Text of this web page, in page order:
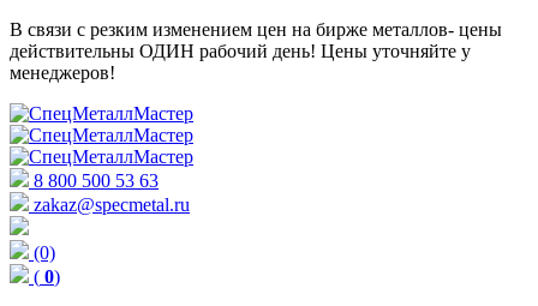
В связи с резким изменением цен на бирже металлов- цены
действительны ОДИН рабочий день! Цены уточняйте у
менеджеров!
8 800 500 53 63
zakaz@specmetal.ru
(0)
( 0)